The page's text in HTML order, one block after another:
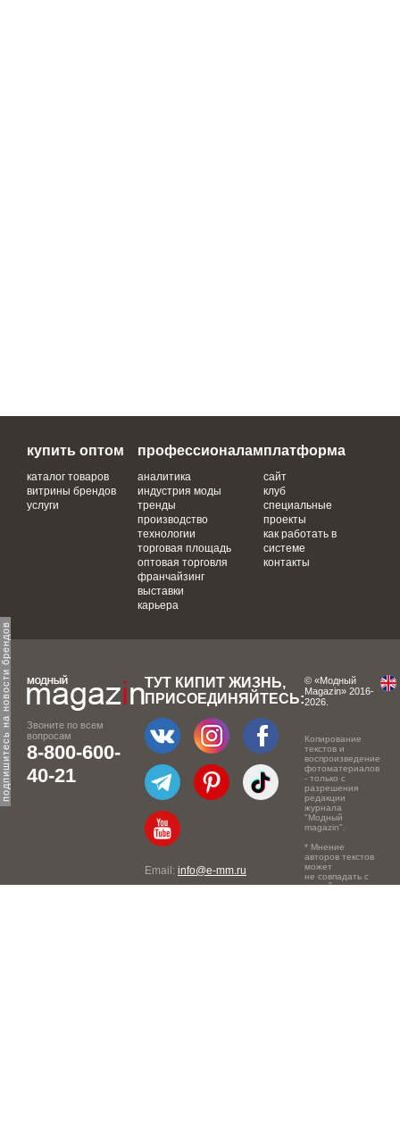
подпишитесь на новости брендов
купить оптом
каталог товаров
витрины брендов
услуги
профессионалам
аналитика
индустрия моды
тренды
производство
технологии
торговая площадь
оптовая торговля
франчайзинг
выставки
карьера
платформа
сайт
клуб
специальные
проекты
как работать в
системе
контакты
Звоните по всем
вопросам
8-800-600-
40-21
ТУТ КИПИТ ЖИЗНЬ,
ПРИСОЕДИНЯЙТЕСЬ:
Email: info@e-mm.ru
© «Модный
Magazin» 2016-
2026.
Копирование
текстов и
воспроизведение
фотоматериалов
- только с
разрешения
редакции
журнала
"Модный
magazin".
* Мнение
авторов текстов
может
не совпадать с
точкой зрения